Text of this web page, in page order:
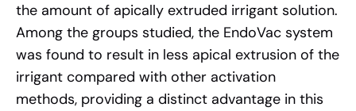
the amount of apically extruded irrigant solution.
Among the groups studied, the EndoVac system
was found to result in less apical extrusion of the
irrigant compared with other activation
methods, providing a distinct advantage in this